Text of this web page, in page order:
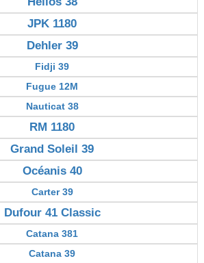
JPK 1180
Dehler 39
Fidji 39
Fugue 12M
Nauticat 38
RM 1180
Grand Soleil 39
Océanis 40
Carter 39
Dufour 41 Classic
Catana 381
Catana 39